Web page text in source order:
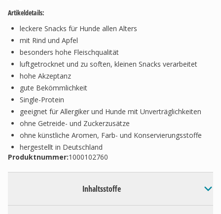
Artikeldetails:
leckere Snacks für Hunde allen Alters
mit Rind und Apfel
besonders hohe Fleischqualität
luftgetrocknet und zu soften, kleinen Snacks verarbeitet
hohe Akzeptanz
gute Bekömmlichkeit
Single-Protein
geeignet für Allergiker und Hunde mit Unverträglichkeiten
ohne Getreide- und Zuckerzusätze
ohne künstliche Aromen, Farb- und Konservierungsstoffe
hergestellt in Deutschland
Produktnummer:1000102760
Inhaltsstoffe